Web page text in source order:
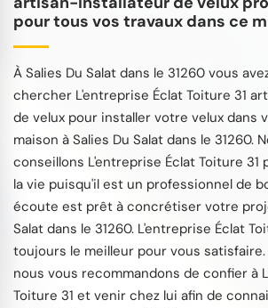
pour tous vos travaux dans ce
À Salies Du Salat dans le 31260 vous
chercher L'entreprise Éclat Toiture 31
de velux pour installer votre velux dans
maison à Salies Du Salat dans le 31260.
conseillons L'entreprise Éclat Toiture
la vie puisqu'il est un professionnel de
écoute est prêt à concrétiser votre
Salat dans le 31260. L'entreprise Éclat
toujours le meilleur pour vous satisfaire.
nous vous recommandons de confier à
Toiture 31 et venir chez lui afin de